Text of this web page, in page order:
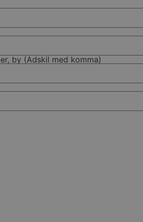
by (Adskil med komma)